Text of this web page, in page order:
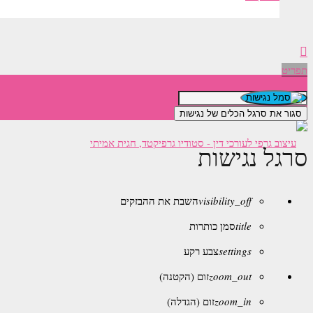
תפריט
סגור את סרגל הכלים של נגישות
סרגל נגישות
visibility_offהשבת את ההבזקים
titleסמן כותרות
settingsצבע רקע
zoom_outזום (הקטנה)
zoom_inזום (הגדלה)